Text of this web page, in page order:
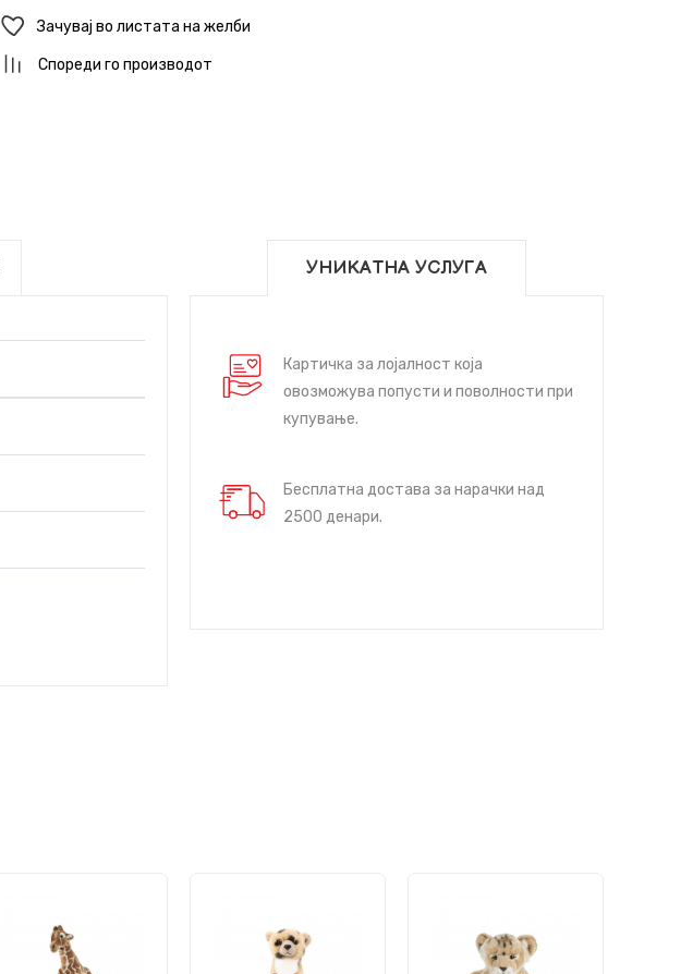
Зачувај во листата на желби
Спореди го производот
УНИКАТНА УСЛУГА
Картичка за лојалност која
овозможува попусти и поволности при
купување.
Бесплатна достава за нарачки над
2500 денари.